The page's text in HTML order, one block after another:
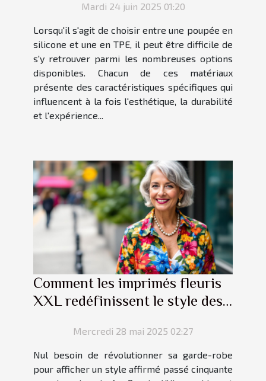
Mardi 24 juin 2025 01:20
Lorsqu'il s'agit de choisir entre une poupée en
silicone et une en TPE, il peut être difficile de
s'y retrouver parmi les nombreuses options
disponibles. Chacun de ces matériaux
présente des caractéristiques spécifiques qui
influencent à la fois l'esthétique, la durabilité
et l'expérience...
Comment les imprimés fleuris
XXL redéfinissent le style des
Mercredi 28 mai 2025 02:27
Nul besoin de révolutionner sa garde-robe
pour afficher un style affirmé passé cinquante